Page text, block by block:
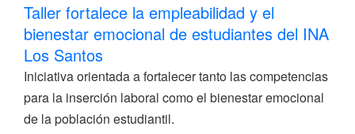
Taller fortalece la empleabilidad y el
bienestar emocional de estudiantes del INA
Los Santos
Iniciativa orientada a fortalecer tanto las competencias
para la inserción laboral como el bienestar emocional
de la población estudiantil.